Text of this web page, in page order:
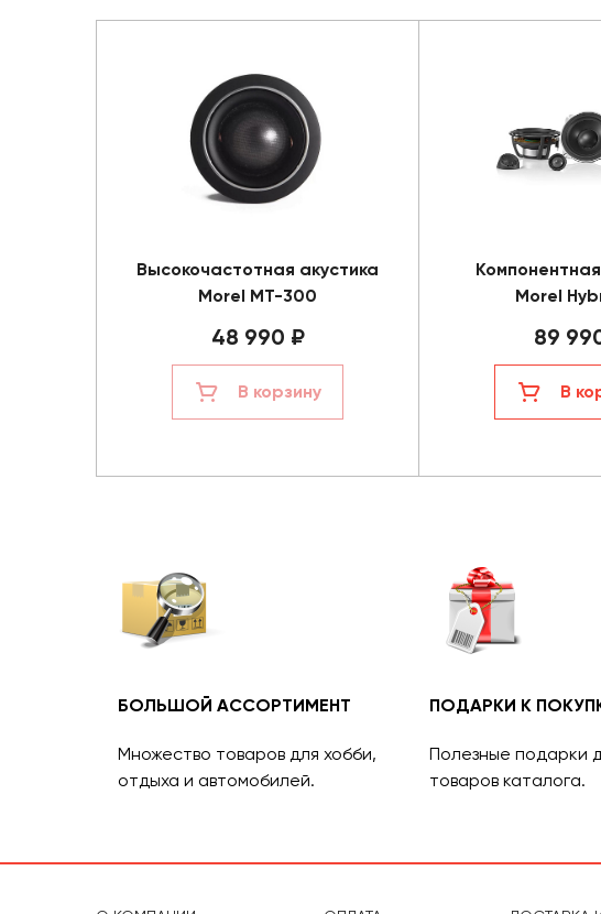
Высокочастотная акустика
Morel MT-300
48 990 ₽
В корзину
Morel
89
В
БОЛЬШОЙ АССОРТИМЕНТ
Множество товаров для хобби,
отдыха и автомобилей.
ПОДАРКИ К
Полезные подарки
товаров каталога.